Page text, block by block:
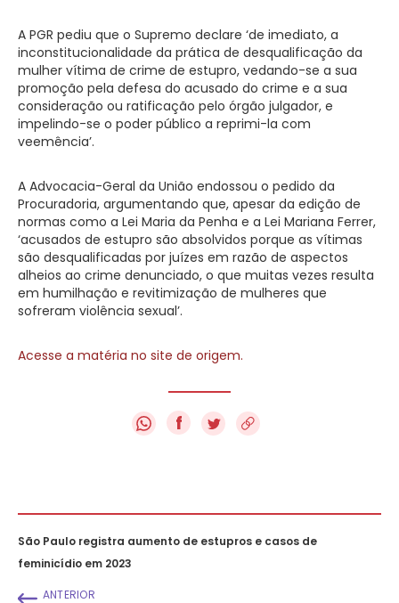
A PGR pediu que o Supremo declare ‘de imediato, a
inconstitucionalidade da prática de desqualificação da
mulher vítima de crime de estupro, vedando-se a sua
promoção pela defesa do acusado do crime e a sua
consideração ou ratificação pelo órgão julgador, e
impelindo-se o poder público a reprimi-la com
veemência’.
A Advocacia-Geral da União endossou o pedido da
Procuradoria, argumentando que, apesar da edição de
normas como a Lei Maria da Penha e a Lei Mariana Ferrer,
‘acusados de estupro são absolvidos porque as vítimas
são desqualificadas por juízes em razão de aspectos
alheios ao crime denunciado, o que muitas vezes resulta
em humilhação e revitimização de mulheres que
sofreram violência sexual’.
Acesse a matéria no site de origem.
f
São Paulo registra aumento de estupros e casos de
feminicídio em 2023
ANTERIOR